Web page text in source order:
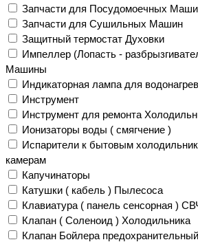
Запчасти для Посудомоечных
Запчасти для Сушильных Машин
Защитный термостат Духовки
Импеллер (Лопасть -
Машины
Индикаторная лампа для
Инструмент
Инструмент для ремонта
Ионизаторы воды ( смягчение )
Испарители к бытовым
камерам
Капучинаторы
Катушки ( кабель ) Пылесоса
Клавиатура ( панель сенсорная )
Клапан ( Соленоид ) Холодильника
Клапан Бойлера предохранительный